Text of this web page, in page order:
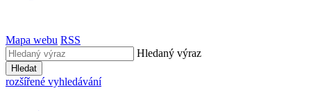
Mapa webu RSS
Hledaný výraz
Hledat
rozšířené vyhledávání